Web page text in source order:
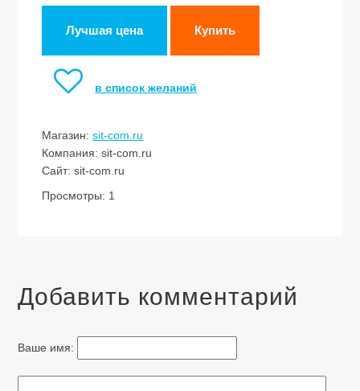
Лучшая цена Купить
в список желаний
Магазин:sit-com.ru
Компания: sit-com.ru
Сайт: sit-com.ru
Просмотры: 1
Добавить комментарий
Ваше имя: